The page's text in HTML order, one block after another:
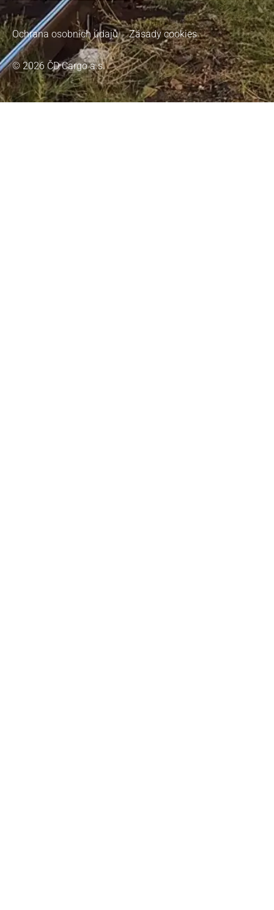
© 2026 ČD Cargo a.s.
Ochrana osobních údajů Zásady cookies